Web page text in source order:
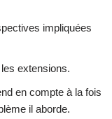
impliquées
extensions.
en compte à la fois
il aborde.